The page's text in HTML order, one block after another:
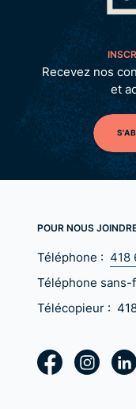
Recevez nos
et
POUR NOUS
Téléphone : 418
Téléphone sans-
Télécopieur :